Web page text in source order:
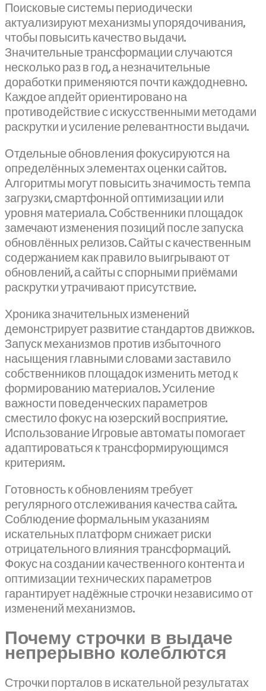
Поисковые системы периодически
актуализируют механизмы упорядочивания,
чтобы повысить качество выдачи.
Значительные трансформации случаются
несколько раз в год, а незначительные
доработки применяются почти каждодневно.
Каждое апдейт ориентировано на
противодействие с искусственными методами
раскрутки и усиление релевантности выдачи.
Отдельные обновления фокусируются на
определённых элементах оценки сайтов.
Алгоритмы могут повысить значимость темпа
загрузки, смартфонной оптимизации или
уровня материала. Собственники площадок
замечают изменения позиций после запуска
обновлённых релизов. Сайты с качественным
содержанием как правило выигрывают от
обновлений, а сайты с спорными приёмами
раскрутки утрачивают присутствие.
Хроника значительных изменений
демонстрирует развитие стандартов движков.
Запуск механизмов против избыточного
насыщения главными словами заставило
собственников площадок изменить метод к
формированию материалов. Усиление
важности поведенческих параметров
сместило фокус на юзерский восприятие.
Использование Игровые автоматы помогает
адаптироваться к трансформирующимся
критериям.
Готовность к обновлениям требует
регулярного отслеживания качества сайта.
Соблюдение формальным указаниям
искательных платформ снижает риски
отрицательного влияния трансформаций.
Фокус на создании качественного контента и
оптимизации технических параметров
гарантирует надёжные строчки независимо от
изменений механизмов.
Почему строчки в выдаче
непрерывно колеблются
Строчки порталов в искательной результатах